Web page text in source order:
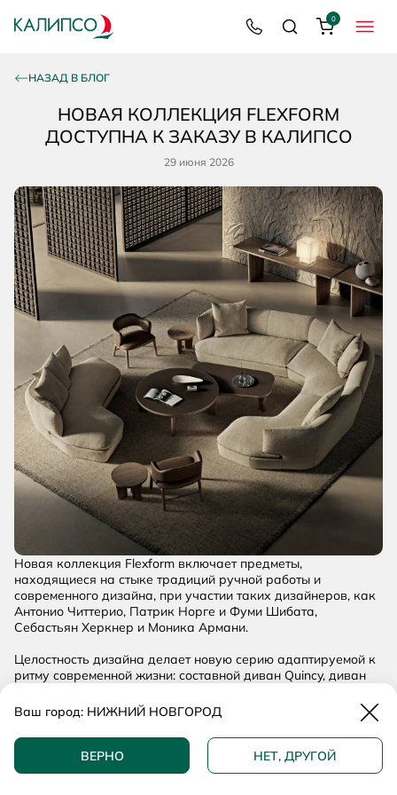
МЕНЮ
8 800 200 92 39
ПоискКорзина
0
НАЗАД В БЛОГ
НОВАЯ КОЛЛЕКЦИЯ FLEXFORM
ДОСТУПНА К ЗАКАЗУ В КАЛИПСО
29 июня 2026
Новая коллекция Flexform включает предметы,
находящиеся на стыке традиций ручной работы и
современного дизайна, при участии таких дизайнеров, как
Антонио Читтерио, Патрик Норге и Фуми Шибата,
Себастьян Херкнер и Моника Армани.
Целостность дизайна делает новую серию адаптируемой к
ритму современной жизни: составной диван Quincy, диван
шкаф Clarence, журнальный столик Louise, кровать
Loungespace и другие новинки 2026.
Концепция, где дизайн доведен до сути, выраженной через
изысканные материалы и мастерство на узнаваемом языке
Ваш город: НИЖНИЙ НОВГОРОД
ВЕРНО НЕТ, ДРУГОЙ